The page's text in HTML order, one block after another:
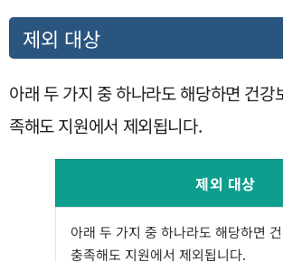
제외 대상
아래 두 가지 중 하나라도 해당하면 건강
족해도 지원에서 제외됩니다.
제외 대상
아래 두 가지 중 하나라도 해당하면
충족해도 지원에서 제외됩니다.